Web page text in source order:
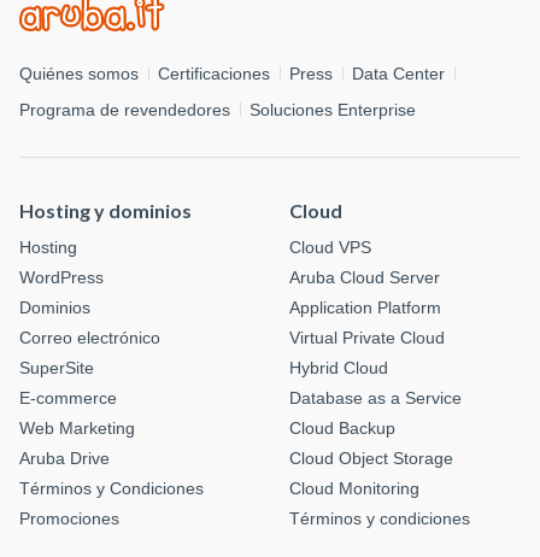
Quiénes somos Certificaciones Press
Data Center
Programa de revendedores
Soluciones Enterprise
Hosting y dominios
Hosting
WordPress
Dominios
Correo electrónico
SuperSite
E-commerce
Web Marketing
Aruba Drive
Términos y Condiciones
Promociones
Cloud
Cloud VPS
Aruba Cloud Server
Application Platform
Virtual Private Cloud
Hybrid Cloud
Database as a Service
Cloud Backup
Cloud Object Storage
Cloud Monitoring
Términos y condiciones